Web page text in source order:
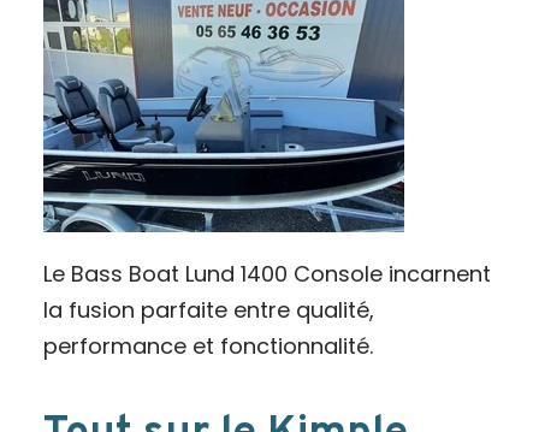
Le Bass Boat Lund 1400 Console incarnent
la fusion parfaite entre qualité,
performance et fonctionnalité.